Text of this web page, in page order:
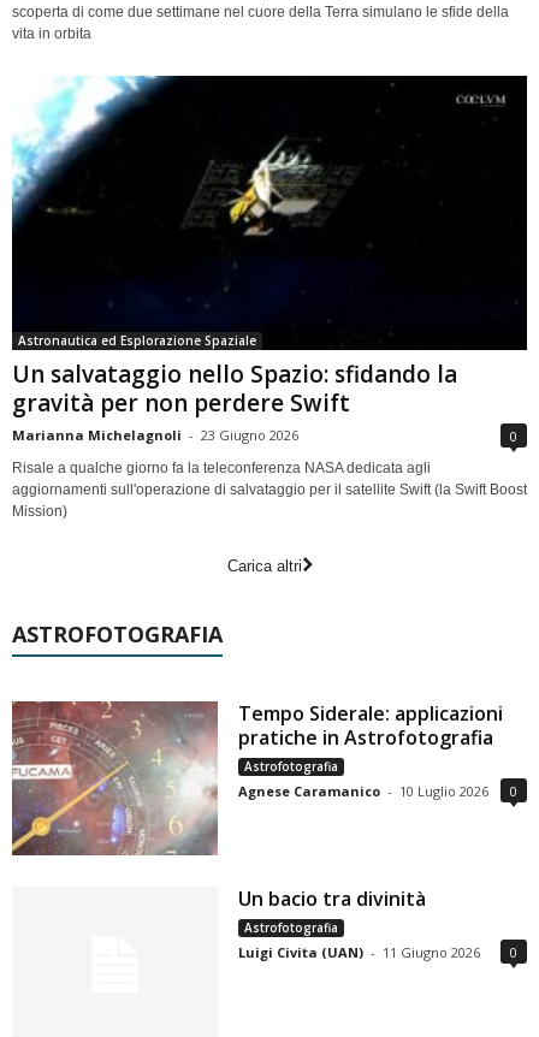
scoperta di come due settimane nel cuore della Terra simulano le sfide della
vita in orbita
Astronautica ed Esplorazione Spaziale
Un salvataggio nello Spazio: sfidando la
gravità per non perdere Swift
Marianna Michelagnoli - 23 Giugno 2026 0
Risale a qualche giorno fa la teleconferenza NASA dedicata agli
aggiornamenti sull'operazione di salvataggio per il satellite Swift (la Swift Boost
Mission)
Carica altri
ASTROFOTOGRAFIA
Tempo Siderale: applicazioni
pratiche in Astrofotografia
Astrofotografia
Agnese Caramanico - 10 Luglio 2026 0
Un bacio tra divinità
Astrofotografia
Luigi Civita (UAN) - 11 Giugno 2026 0